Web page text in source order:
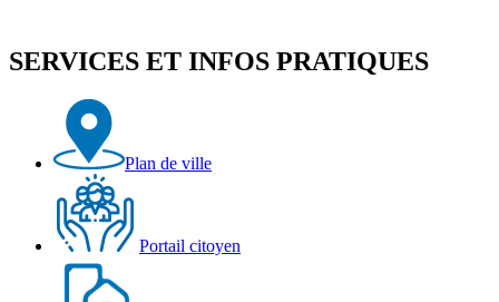
SERVICES ET INFOS PRATIQUES
Plan de ville
Portail citoyen